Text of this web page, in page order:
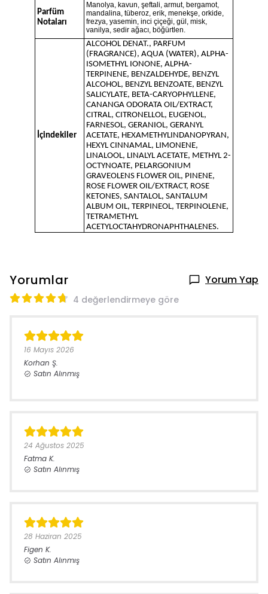
Parfüm
Notaları
Manolya, kavun, şeftali, armut, bergamot,
mandalina, tüberoz, erik, menekşe, orkide,
frezya, yasemin, inci çiçeği, gül, misk,
vanilya, sedir ağacı, böğürtlen.
İçindekiler
ALCOHOL DENAT., PARFUM
(FRAGRANCE), AQUA (WATER), ALPHA-
ISOMETHYL IONONE, ALPHA-
TERPINENE, BENZALDEHYDE, BENZYL
ALCOHOL, BENZYL BENZOATE, BENZYL
SALICYLATE, BETA-CARYOPHYLLENE,
CANANGA ODORATA OIL/EXTRACT,
CITRAL, CITRONELLOL, EUGENOL,
FARNESOL, GERANIOL, GERANYL
ACETATE, HEXAMETHYLINDANOPYRAN,
HEXYL CINNAMAL, LIMONENE,
LINALOOL, LINALYL ACETATE, METHYL 2-
OCTYNOATE, PELARGONIUM
GRAVEOLENS FLOWER OIL, PINENE,
ROSE FLOWER OIL/EXTRACT, ROSE
KETONES, SANTALOL, SANTALUM
ALBUM OIL, TERPINEOL, TERPINOLENE,
TETRAMETHYL
ACETYLOCTAHYDRONAPHTHALENES.
Yorumlar Yorum Yap
4 değerlendirmeye göre
16 Mayıs 2026
Korhan Ş.
Satın Alınmış
24 Ağustos 2025
Fatma K.
Satın Alınmış
28 Haziran 2025
Figen K.
Satın Alınmış